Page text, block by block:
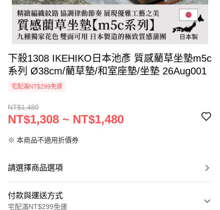
下殺1308 IKEHIKO日本池彥 質感藺草坐墊m5c
系列 Ø38cm/藺草墊/和室座墊/坐墊 26Aug001
宅配滿NT$299免運
NT$1,480
NT$1,308 ~ NT$1,480
※ 本商品不適用折價券
請選擇商品選項
付款與運送方式
宅配滿NT$299免運